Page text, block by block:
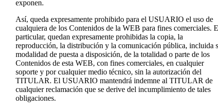
exponen.
Así, queda expresamente prohibido para el USUARIO el uso de
cualquiera de los Contenidos de la WEB para fines comerciales.
particular, quedan expresamente prohibidas la copia, la
reproducción, la distribución y la comunicación pública, incluida
modalidad de puesta a disposición, de la totalidad o parte de los
Contenidos de esta WEB, con fines comerciales, en cualquier
soporte y por cualquier medio técnico, sin la autorización del
TITULAR. El USUARIO mantendrá indemne al TITULAR de
cualquier reclamación que se derive del incumplimiento de tales
obligaciones.